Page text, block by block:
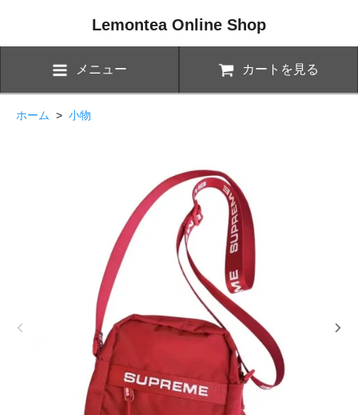
Lemontea Online Shop
メニュー カートを見る
ホーム > 小物